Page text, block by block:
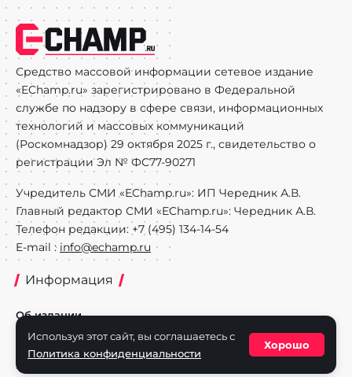
Средство массовой информации сетевое издание
«EChamp.ru» зарегистрировано в Федеральной
службе по надзору в сфере связи, информационных
технологий и массовых коммуникаций
(Роскомнадзор) 29 октября 2025 г., свидетельство о
регистрации Эл № ФС77-90271
Учредитель СМИ «EChamp.ru»: ИП Чередник А.В.
Главный редактор СМИ «EChamp.ru»: Чередник А.В.
Телефон редакции: +7 (495) 134-14-54
E-mail : info@echamp.ru
Информация
Об издании
Реклама на портале
Политика конфиденциальности
Используя этот сайт, вы соглашаетесь с
Политика конфиденциальности
Хорошо